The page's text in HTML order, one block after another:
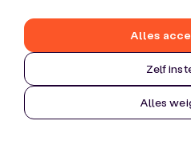
Zelf
Alles
Alles